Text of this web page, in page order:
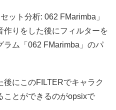
ット分析: 062 FMarimba」
作りをした後にフィルターを
ラム「062 FMarimba」のパ
にこのFILTERでキャラク
ことができるのがopsixで